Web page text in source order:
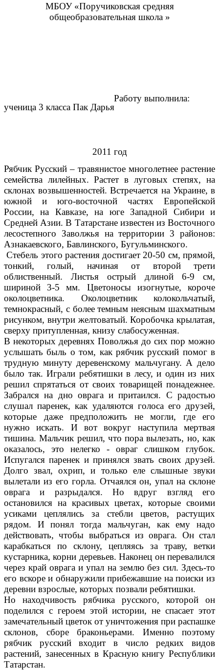
МБОУ «Поручиковская средняя
общеобразовательная школа »
Работу выполнила:
ученица 3 класса Пак Дарья
2011 год
Рябчик Русский – травянистое многолетнее растение
семейства лилейных. Растет в луговых степях, на
склонах возвышенностей. Встречается на Украине, в
южной и юго-восточной частях Европейской
России, на Кавказе, на юге Западной Сибири и
Средней Азии. В Татарстане известен из Восточного
лесостепного Заволжья на территории 3 районов:
Азнакаевского, Бавлинского, Бугульминского.
Стебель этого растения достигает 20-50 см, прямой,
тонкий, голый, начиная от второй трети
облиственный. Листья острый длиной 6-9 см,
шириной 3-5 мм. Цветоносы изогнутые, короче
околоцветника. Околоцветник колокольчатый,
темнокрасный, с более темным неясным шахматным
рисунком, внутри желтоватый. Коробочка крылатая,
сверху притупленная, книзу слабосуженная.
В некоторых деревнях Поволжья до сих пор можно
услышать быль о том, как рябчик русский помог в
трудную минуту деревенскому мальчугану. А дело
было так. Играли ребятишки в лесу, и один из них
решил спрятаться от своих товарищей понадежнее.
Забрался на дно оврага и притаился. С радостью
слушал паренек, как удаляются голоса его друзей,
которые даже предположить не могли, где его
нужно искать. И вот вокруг наступила мертвая
тишина. Мальчик решил, что пора вылезать, но, как
оказалось, это нелегко - овраг слишком глубок.
Испугался паренек и принялся звать своих друзей.
Долго звал, охрип, и только еле слышные звуки
вылетали из его горла. Отчаялся он, упал на склоне
оврага и разрыдался. Но вдруг взгляд его
остановился на красивых цветах, которые своими
усиками цеплялись за стебли цветов, растущих
рядом. И понял тогда мальчуган, как ему надо
действовать, чтобы выбраться из оврага. Он стал
карабкаться по склону, цепляясь за траву, ветки
кустарника, корни деревьев. Наконец он перевалился
через край оврага и упал на землю без сил. Здесь-то
его вскоре и обнаружили прибежавшие на поиски из
деревни взрослые, которых позвали ребятишки.
Но находчивость рябчика русского, которой он
поделился с героем этой истории, не спасает этот
замечательный цветок от уничтожения при распашке
склонов, сборе браконьерами. Именно поэтому
рябчик русский входит в число редких видов
растений, занесенных в Красную книгу Республики
Татарстан.